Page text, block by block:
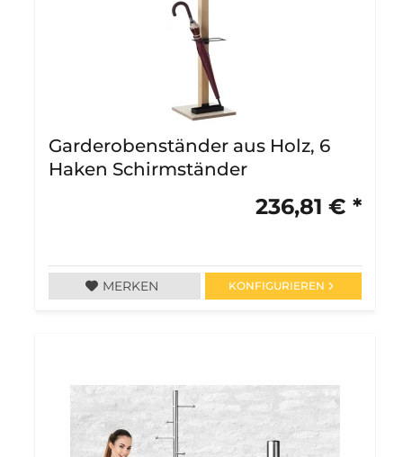
Garderobenständer aus Holz, 6
Haken Schirmständer
236,81 € *
MERKEN KONFIGURIEREN